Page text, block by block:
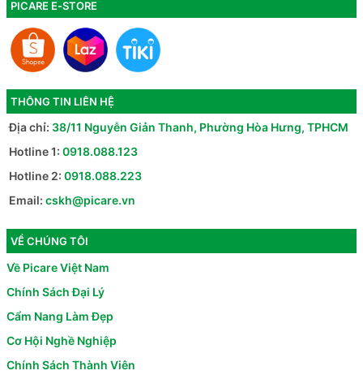
PICARE E-STORE
THÔNG TIN LIÊN HỆ
Địa chỉ: 38/11 Nguyễn Giản Thanh, Phường Hòa Hưng, TPHCM
Hotline 1: 0918.088.123
Hotline 2: 0918.088.223
Email: cskh@picare.vn
VỀ CHÚNG TÔI
Về Picare Việt Nam
Chính Sách Đại Lý
Cẩm Nang Làm Đẹp
Cơ Hội Nghề Nghiệp
Chính Sách Thành Viên